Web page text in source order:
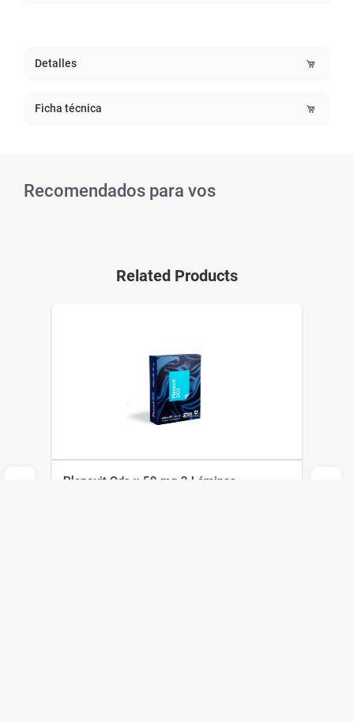
Detalles
Ficha técnica
Recomendados para vos
Related Products
Plenovit Ods x 50 mg 2 Láminas